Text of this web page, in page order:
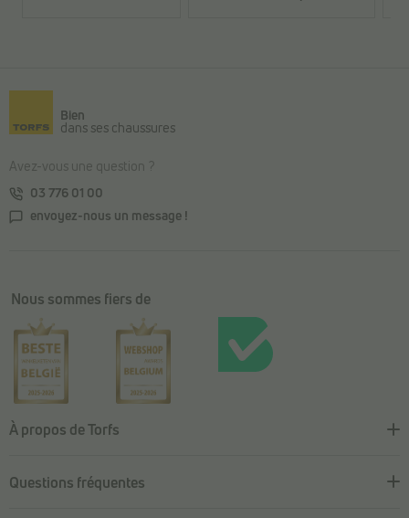
Bien
dans ses chaussures
Avez-vous une question ?
03 776 01 00
envoyez-nous un message !
Nous sommes fiers de
À propos de Torfs
Questions fréquentes